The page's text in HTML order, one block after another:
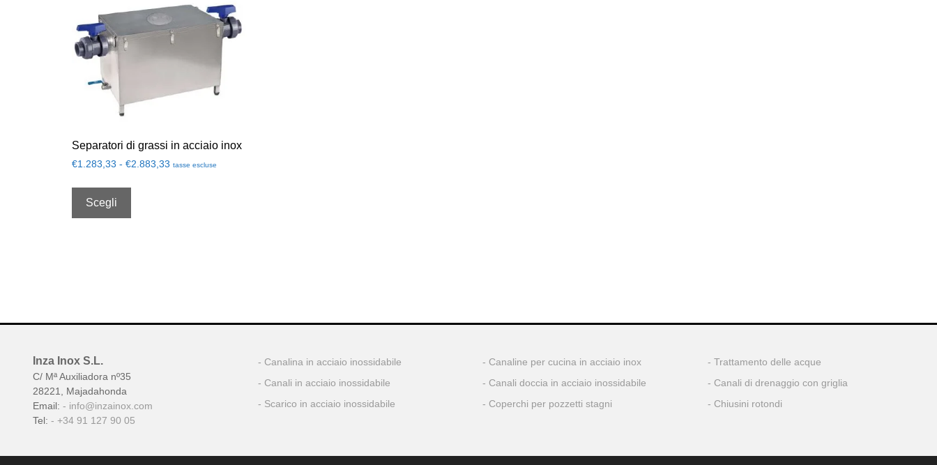
Separatori di grassi in acciaio inox
€1.283,33 - €2.883,33 tasse escluse
Scegli
Inza Inox S.L.
C/ Mª Auxiliadora nº35
28221, Majadahonda
Email:
info@inzainox.com
Tel:
+34 91 127 90 05
Canalina in acciaio inossidabile
Canali in acciaio inossidabile
Scarico in acciaio inossidabile
Canaline per cucina in acciaio inox
Canali doccia in acciaio inossidabile
Coperchi per pozzetti stagni
Trattamento delle acque
Canali di drenaggio con griglia
Chiusini rotondi